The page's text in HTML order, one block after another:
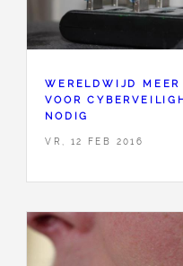
WERELDWIJD
VOOR
NODIG
VR, 12 FEB 2016